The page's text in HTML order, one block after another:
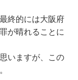
終的には大阪府
が晴れることに
いますが、この